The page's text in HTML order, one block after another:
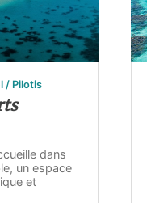
/ Pilotis
dans
un espace
et